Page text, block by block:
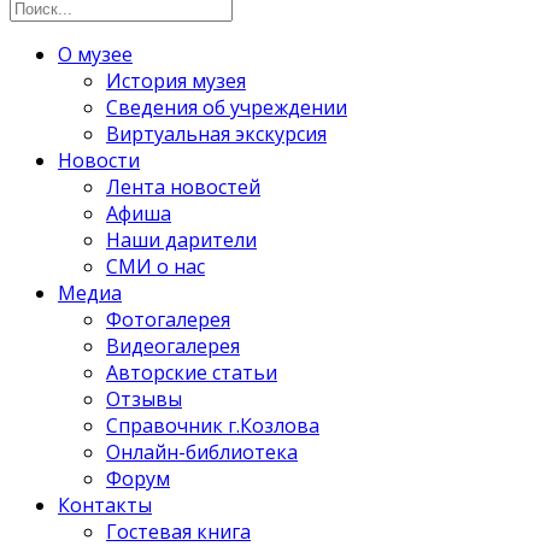
О музее
История музея
Сведения об учреждении
Виртуальная экскурсия
Новости
Лента новостей
Афиша
Наши дарители
СМИ о нас
Медиа
Фотогалерея
Видеогалерея
Авторские статьи
Отзывы
Справочник г.Козлова
Онлайн-библиотека
Форум
Контакты
Гостевая книга